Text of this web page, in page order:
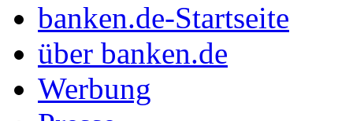
banken.de-Startseite
über banken.de
Werbung